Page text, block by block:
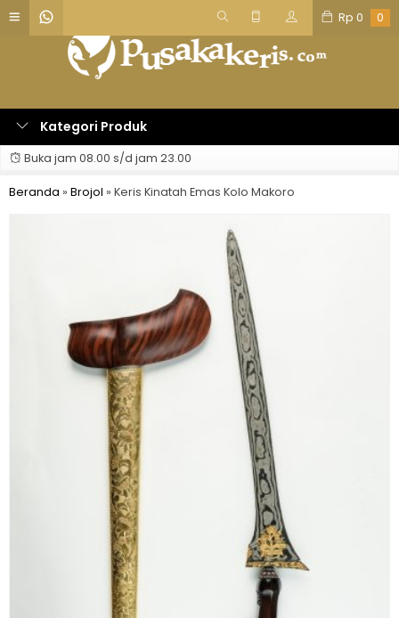
Rp 0 0
Kategori Produk
Buka jam 08.00 s/d jam 23.00
Beranda » Brojol » Keris Kinatah Emas Kolo Makoro